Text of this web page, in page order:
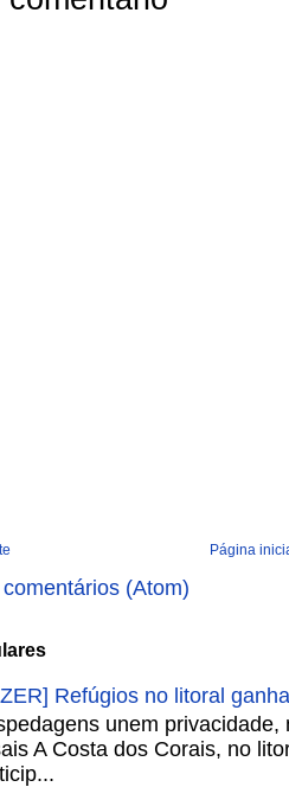
Página
(Atom)
Refúgios no litoral
unem
A Costa dos Corais, no